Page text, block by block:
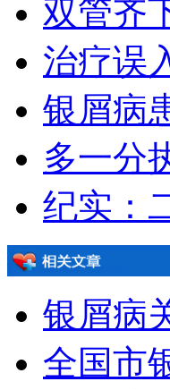
双管齐
治疗误
银屑病
多一分
纪实：
银屑病
全国市